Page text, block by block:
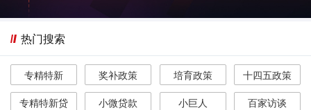
热门搜索
专精特新 奖补政策 培育政策
十四五政策
专精特新贷
小微贷款 小巨人 百家访谈